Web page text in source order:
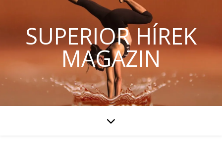
SUPERIOR HÍREK
MAGAZIN